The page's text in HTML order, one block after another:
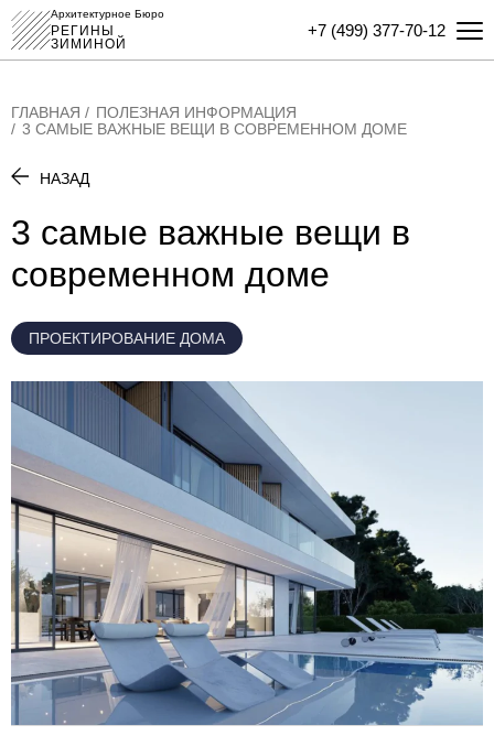
Архитектурное Бюро
РЕГИНЫ
ЗИМИНОЙ
+7 (499) 377-70-12
ГЛАВНАЯ
ПОЛЕЗНАЯ ИНФОРМАЦИЯ
3 САМЫЕ ВАЖНЫЕ ВЕЩИ В СОВРЕМЕННОМ ДОМЕ
НАЗАД
3 самые важные вещи в
современном доме
ПРОЕКТИРОВАНИЕ ДОМА